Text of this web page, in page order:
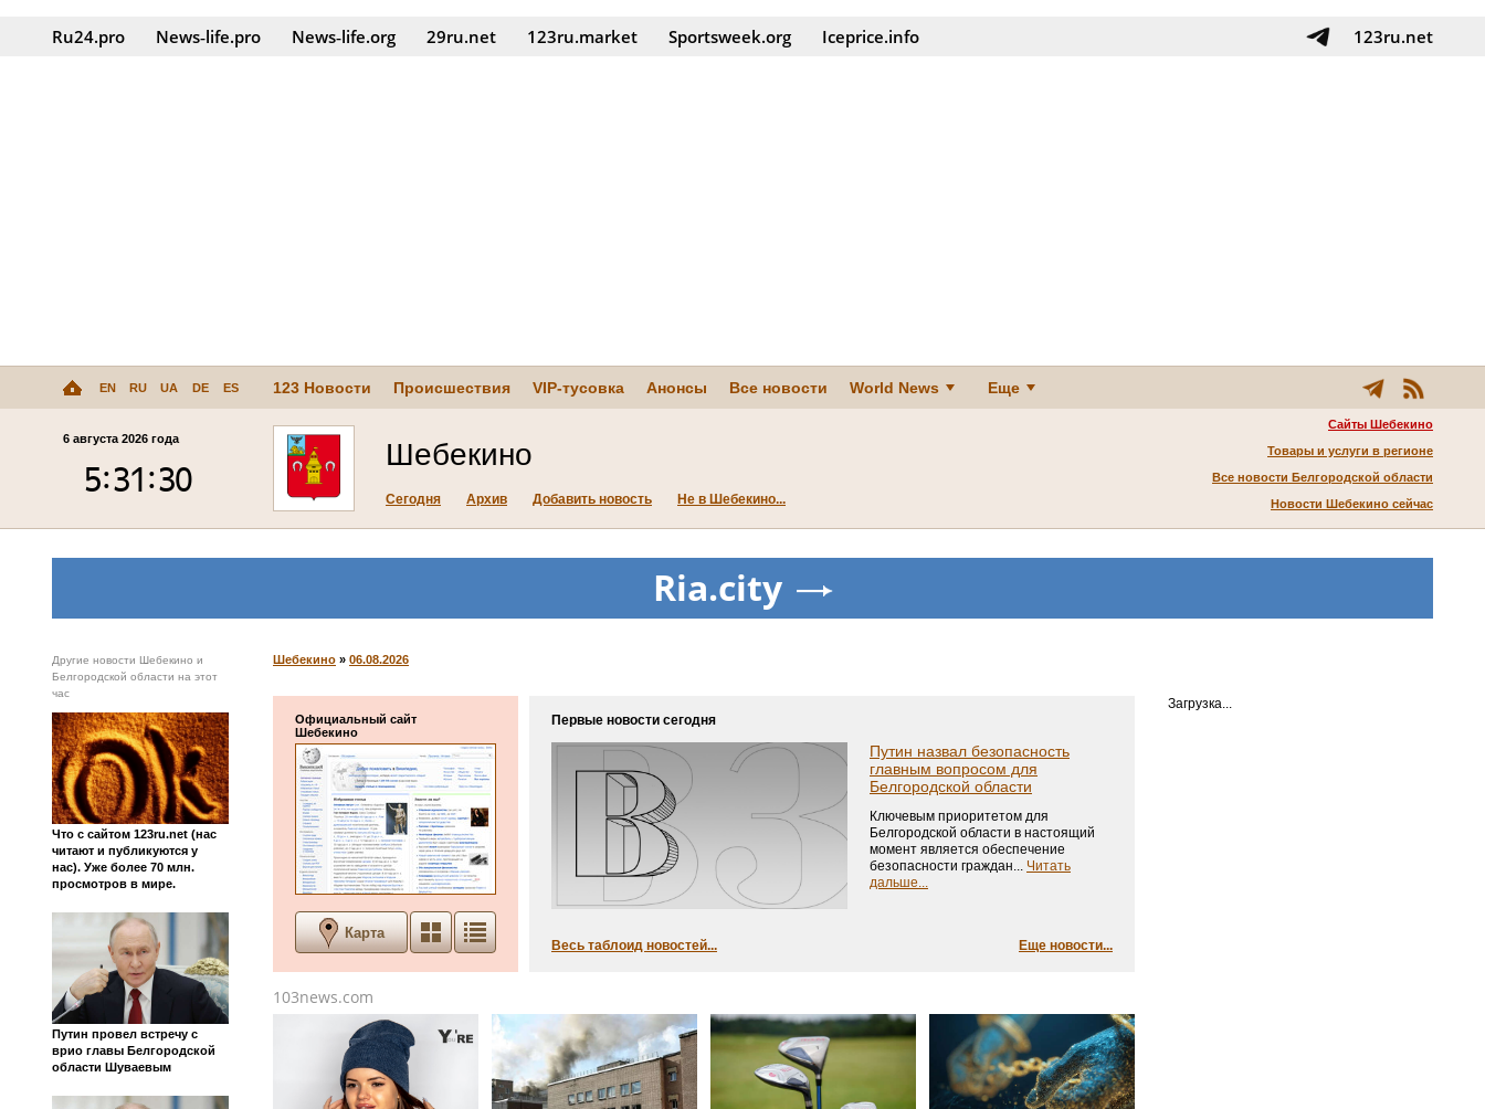
Ru24.pro News‑life.pro News‑life.org 29ru.net 123ru.market Sportsweek.org Iceprice.info 123ru.net
EN RU UA DE ES 123 Новости Происшествия VIP-тусовка Анонсы Все новости World News Еще
6 августа 2026 года
Сайты Шебекино
Товары и услуги в регионе
Все новости Белгородской области
Новости Шебекино сейчас
Шебекино
Сегодня Архив Добавить новость Не в Шебекино...
Ria.city
Другие новости Шебекино и
Белгородской области на этот
час
Что с сайтом 123ru.net (нас
читают и публикуются у
нас). Уже более 70 млн.
просмотров в мире.
Путин провел встречу с
врио главы Белгородской
области Шуваевым
Шебекино » 06.08.2026
Загрузка...
Официальный сайт
Шебекино
Карта
Первые новости сегодня
Путин назвал безопасность
главным вопросом для
Белгородской области
Ключевым приоритетом для
Белгородской области в настоящий
момент является обеспечение
безопасности граждан... Читать
дальше...
Весь таблоид новостей... Еще новости...
103news.com